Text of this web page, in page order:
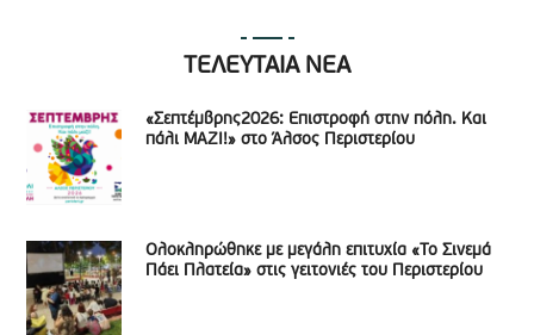
ΤΕΛΕΥΤΑΙΑ ΝΕΑ
«Σεπτέμβρης2026: Επιστροφή στην πόλη. Και
πάλι ΜΑΖΙ!» στο Άλσος Περιστερίου
Ολοκληρώθηκε με μεγάλη επιτυχία «Το Σινεμά
Πάει Πλατεία» στις γειτονιές του Περιστερίου